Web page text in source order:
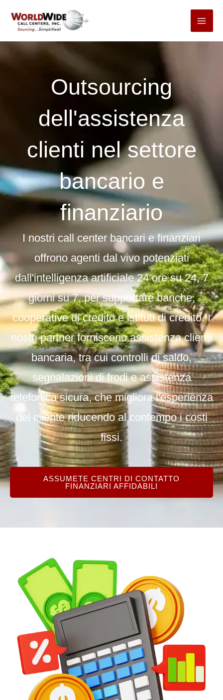
Outsourcing
dell'assistenza
clienti nel settore
bancario e
finanziario
I nostri call center bancari e finanziari
offrono agenti dal vivo potenziati
dall'intelligenza artificiale 24 ore su 24, 7
giorni su 7, per supportare banche,
cooperative di credito e istituti di credito. I
nostri partner forniscono assistenza clienti
bancaria, tra cui controlli di saldo,
segnalazioni di frodi e assistenza
telefonica sicura, che migliora l'esperienza
del cliente riducendo al contempo i costi
fissi.
ASSUMETE CENTRI DI CONTATTO
FINANZIARI AFFIDABILI